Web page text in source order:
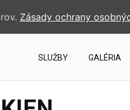
SLUŽBY GALÉRIA
Zásady ochrany